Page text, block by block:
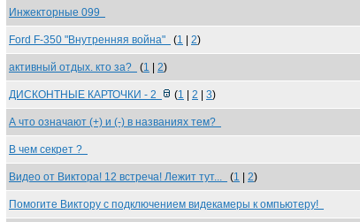
Инжекторные 099
Ford F-350 "Внутренняя война" (1 2)
активный отдых. кто за? (1 2)
ДИСКОНТНЫЕ КАРТОЧКИ - 2 (1 2 3)
А что означают (+) и (-) в названиях тем?
В чем секрет ?
Видео от Виктора! 12 встреча! Лежит тут... (1 2)
Помогите Виктору с подключением видекамеры к омпьютеру!